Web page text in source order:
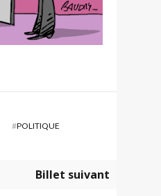
#POLITIQUE
Billet suivant